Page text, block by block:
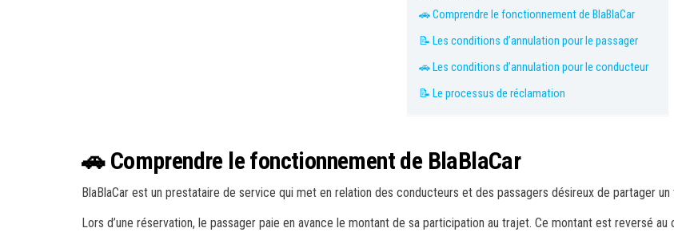
🚗 Comprendre le fonctionnement de BlaBlaCar
📝 Les conditions d’annulation pour le passager
🚗 Les conditions d’annulation pour le conducteur
📝 Le processus de réclamation
🚗 Comprendre le fonctionnement de BlaBlaCar
BlaBlaCar est un prestataire de service qui met en relation des conducteurs et des passagers désireux de partager
Lors d’une réservation, le passager paie en avance le montant de sa participation au trajet. Ce montant est reversé